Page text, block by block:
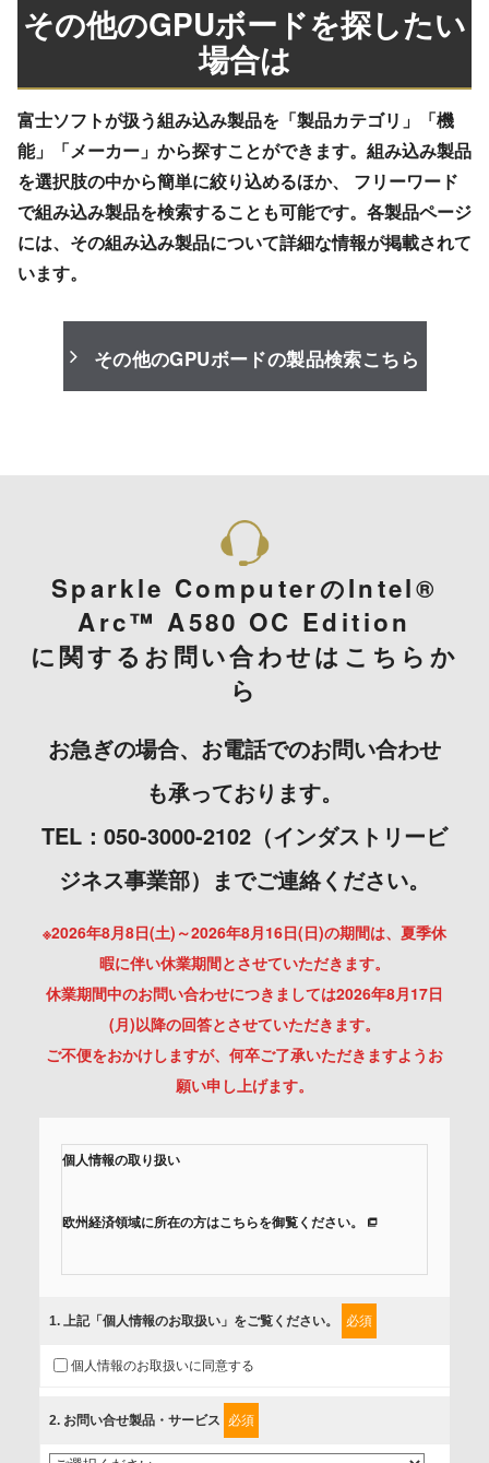
その他のGPUボードを探したい
場合は
富士ソフトが扱う組み込み製品を「製品カテゴリ」「機
能」「メーカー」から探すことができます。組み込み製品
を選択肢の中から簡単に絞り込めるほか、 フリーワード
で組み込み製品を検索することも可能です。各製品ページ
には、その組み込み製品について詳細な情報が掲載されて
います。
その他のGPUボードの製品検索こちら
Sparkle ComputerのIntel®
Arc™ A580 OC Edition
に関するお問い合わせはこちらか
ら
お急ぎの場合、お電話でのお問い合わせ
も承っております。
TEL：050-3000-2102（インダストリービ
ジネス事業部）までご連絡ください。
※2026年8月8日(土)～2026年8月16日(日)の期間は、夏季休
暇に伴い休業期間とさせていただきます。
休業期間中のお問い合わせにつきましては2026年8月17日
(月)以降の回答とさせていただきます。
ご不便をおかけしますが、何卒ご了承いただきますようお
願い申し上げます。
個人情報の取り扱い
欧州経済領域に所在の方はこちらを御覧ください。
組みを行っています。
に取扱い、これらで定める範囲内で、サービスの提供やご案
内等のために利用させていただいております。
情報を提供されるお客様（本人）に対して、情報の収集目
1. 上記「個人情報のお取扱い」をご覧ください。 必須
個人情報のお取扱いに同意する
2. お問い合せ製品・サービス 必須